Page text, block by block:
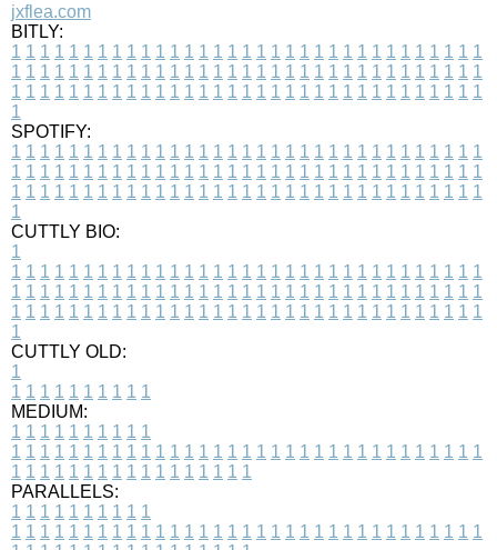
jxflea.com
BITLY:
1 1 1 1 1 1 1 1 1 1 1 1 1 1 1 1 1 1 1 1 1 1 1 1 1 1 1 1 1 1 1 1 1
1 1 1 1 1 1 1 1 1 1 1 1 1 1 1 1 1 1 1 1 1 1 1 1 1 1 1 1 1 1 1 1 1
1 1 1 1 1 1 1 1 1 1 1 1 1 1 1 1 1 1 1 1 1 1 1 1 1 1 1 1 1 1 1 1 1
1
SPOTIFY:
1 1 1 1 1 1 1 1 1 1 1 1 1 1 1 1 1 1 1 1 1 1 1 1 1 1 1 1 1 1 1 1 1
1 1 1 1 1 1 1 1 1 1 1 1 1 1 1 1 1 1 1 1 1 1 1 1 1 1 1 1 1 1 1 1 1
1 1 1 1 1 1 1 1 1 1 1 1 1 1 1 1 1 1 1 1 1 1 1 1 1 1 1 1 1 1 1 1 1
1
CUTTLY BIO:
1
1 1 1 1 1 1 1 1 1 1 1 1 1 1 1 1 1 1 1 1 1 1 1 1 1 1 1 1 1 1 1 1 1
1 1 1 1 1 1 1 1 1 1 1 1 1 1 1 1 1 1 1 1 1 1 1 1 1 1 1 1 1 1 1 1 1
1 1 1 1 1 1 1 1 1 1 1 1 1 1 1 1 1 1 1 1 1 1 1 1 1 1 1 1 1 1 1 1 1
1
CUTTLY OLD:
1
1 1 1 1 1 1 1 1 1 1
MEDIUM:
1 1 1 1 1 1 1 1 1 1
1 1 1 1 1 1 1 1 1 1 1 1 1 1 1 1 1 1 1 1 1 1 1 1 1 1 1 1 1 1 1 1 1
1 1 1 1 1 1 1 1 1 1 1 1 1 1 1 1 1
PARALLELS:
1 1 1 1 1 1 1 1 1 1
1 1 1 1 1 1 1 1 1 1 1 1 1 1 1 1 1 1 1 1 1 1 1 1 1 1 1 1 1 1 1 1 1